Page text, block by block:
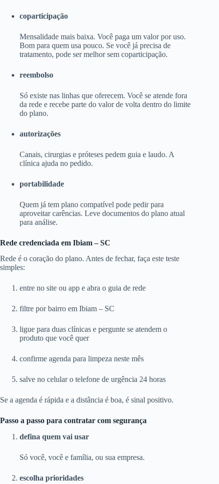
coparticipação
Mensalidade mais baixa. Você paga um valor por uso.
Bom para quem usa pouco. Se você já precisa de
tratamento, pode ser melhor sem coparticipação.
reembolso
Só existe nas linhas que oferecem. Você se atende fora
da rede e recebe parte do valor de volta dentro do limite
do plano.
autorizações
Canais, cirurgias e próteses pedem guia e laudo. A
clínica ajuda no pedido.
portabilidade
Quem já tem plano compatível pode pedir para
aproveitar carências. Leve documentos do plano atual
para análise.
Rede credenciada em Ibiam – SC
Rede é o coração do plano. Antes de fechar, faça este teste
simples:
entre no site ou app e abra o guia de rede
filtre por bairro em Ibiam – SC
ligue para duas clínicas e pergunte se atendem o
produto que você quer
confirme agenda para limpeza neste mês
salve no celular o telefone de urgência 24 horas
Se a agenda é rápida e a distância é boa, é sinal positivo.
Passo a passo para contratar com segurança
defina quem vai usar
Só você, você e família, ou sua empresa.
escolha prioridades